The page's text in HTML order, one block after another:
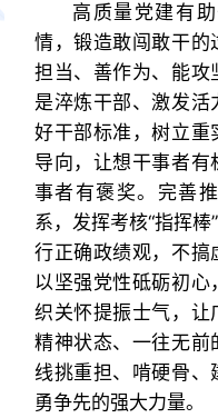
高质量党建有
情，锻造敢闯敢干的
担当、善作为、能攻
是淬炼干部、激发
好干部标准，树立重
导向，让想干事者
事者有褒奖。完善
系，发挥考核“指挥
行正确政绩观，不搞
以坚强党性砥砺初心
织关怀提振士气，让
精神状态、一往无前
线挑重担、啃硬骨
勇争先的强大力量。